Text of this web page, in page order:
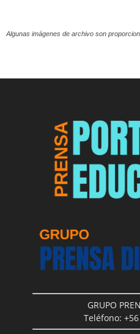
Algunas imágenes de archivo son
GRUPO
Teléfono: